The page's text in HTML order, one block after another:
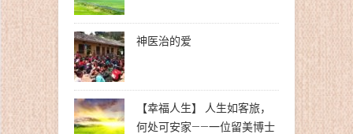
神医治的爱
【幸福人生】 人生如客旅，
何处可安家——一位留美博士